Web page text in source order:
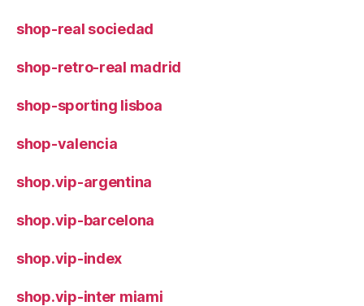
shop-real sociedad
shop-retro-real madrid
shop-sporting lisboa
shop-valencia
shop.vip-argentina
shop.vip-barcelona
shop.vip-index
shop.vip-inter miami